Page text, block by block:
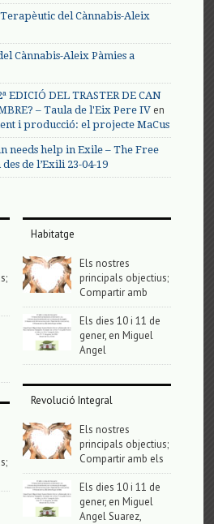
Terapèutic del Cànnabis-Aleix
Cànnabis-Aleix Pàmies a
EDICIÓ DEL TRASTER DE CAN
– Taula de l'Eix Pere IV en
i producció: el projecte MaCus
needs help in Exile – The Free
de l’Exili 23-04-19
Habitatge
Els nostres
principals objectius;
Compartir amb
Els dies 10 i 11 de
gener, en Miguel
Angel
Revolució Integral
Els nostres
principals objectius;
Compartir amb els
Els dies 10 i 11 de
gener, en Miguel
Angel Suarez,